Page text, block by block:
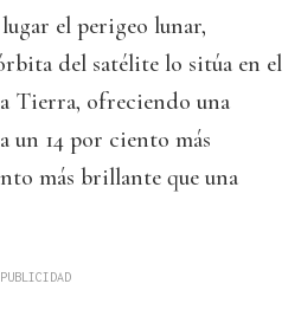
el perigeo lunar,
del satélite lo sitúa en el
Tierra, ofreciendo una
un 14 por ciento más
más brillante que una